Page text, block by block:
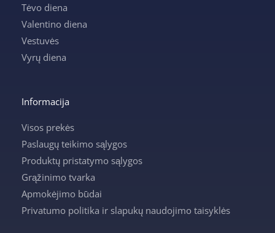
Tėvo diena
Valentino diena
Vestuvės
Vyrų diena
Informacija
Visos prekės
Paslaugų teikimo sąlygos
Produktų pristatymo sąlygos
Grąžinimo tvarka
Apmokėjimo būdai
Privatumo politika ir slapukų naudojimo taisyklės